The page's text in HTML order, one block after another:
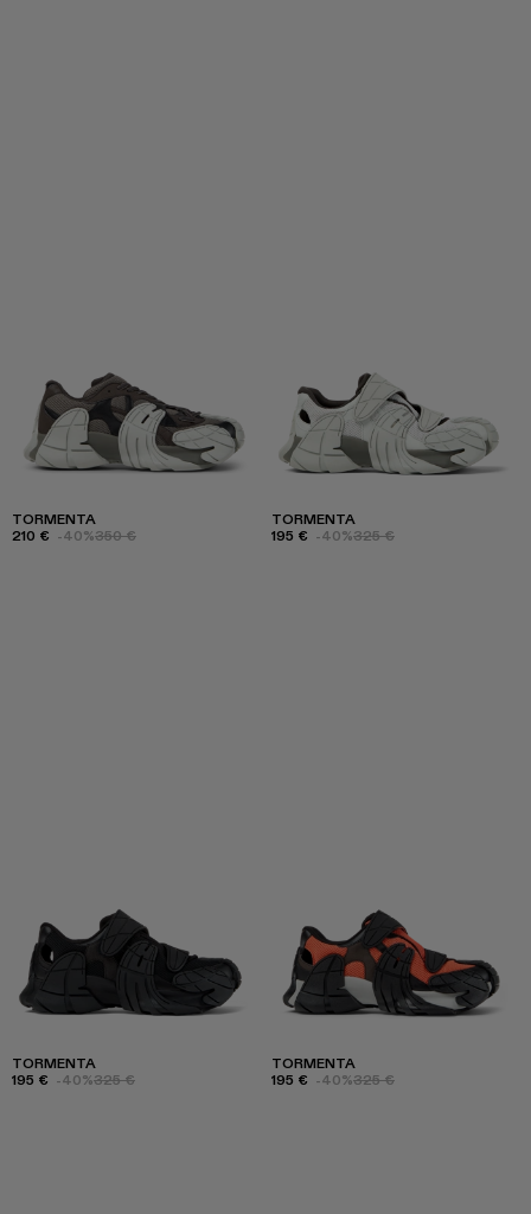
TORMENTA
210 € -40%350 €
TORMENTA
195 € -40%325 €
TORMENTA
195 € -40%325 €
TORMENTA
195 € -40%325 €